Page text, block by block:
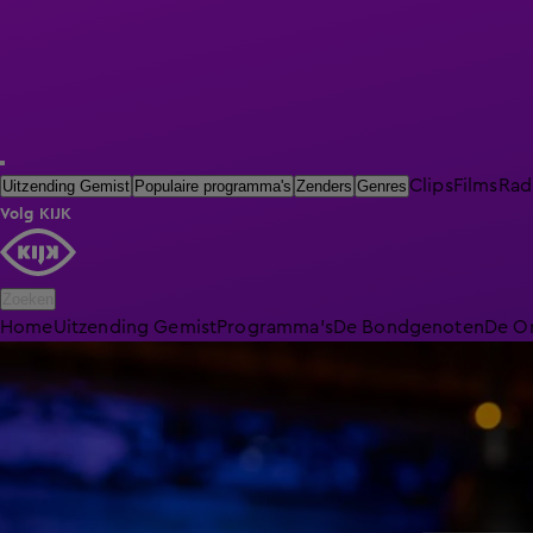
Uitzending Gemist Populaire programma's Zenders Genres ClipsFilms
Volg KIJK
HomeUitzending GemistProgramma'sDe BondgenotenDe